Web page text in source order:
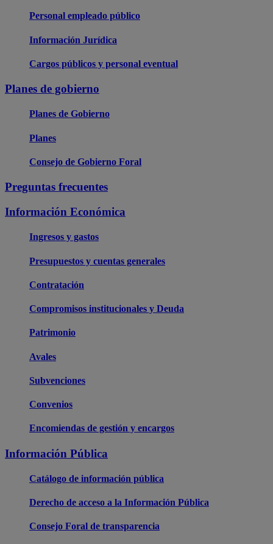
Personal empleado público
Información Jurídica
Cargos públicos y personal eventual
Planes de gobierno
Planes de Gobierno
Planes
Consejo de Gobierno Foral
Preguntas frecuentes
Información Económica
Ingresos y gastos
Presupuestos y cuentas generales
Contratación
Compromisos institucionales y Deuda
Patrimonio
Avales
Subvenciones
Convenios
Encomiendas de gestión y encargos
Información Pública
Catálogo de información pública
Derecho de acceso a la Información Pública
Consejo Foral de transparencia